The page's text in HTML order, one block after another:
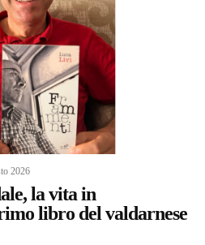
2026
la vita in
libro del valdarnese